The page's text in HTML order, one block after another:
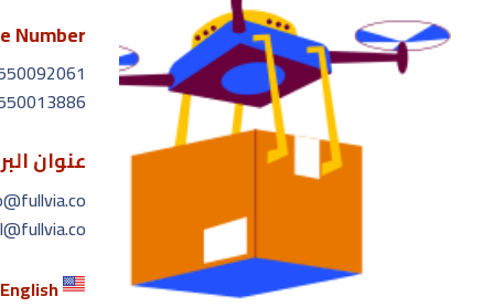
لغة
Number
عنوان
English